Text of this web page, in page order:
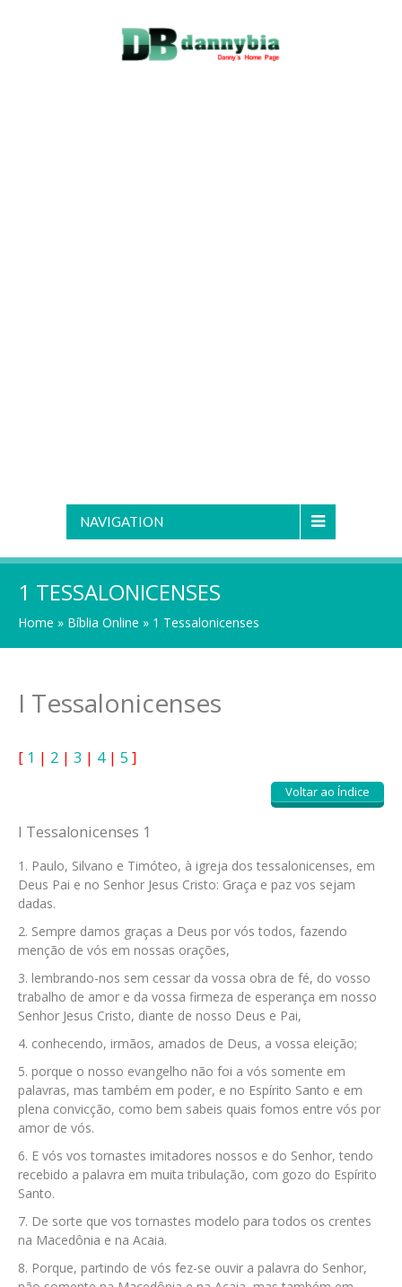
NAVIGATION
1 TESSALONICENSES
Home » Bíblia Online » 1 Tessalonicenses
I Tessalonicenses
[ 1 | 2 | 3 | 4| 5 ]
Voltar ao Índice
I Tessalonicenses 1
Paulo, Silvano e Timóteo, à igreja dos tessalonicenses, em
Deus Pai e no Senhor Jesus Cristo: Graça e paz vos sejam
dadas.
Sempre damos graças a Deus por vós todos, fazendo
menção de vós em nossas orações,
lembrando-nos sem cessar da vossa obra de fé, do vosso
trabalho de amor e da vossa firmeza de esperança em nosso
Senhor Jesus Cristo, diante de nosso Deus e Pai,
conhecendo, irmãos, amados de Deus, a vossa eleição;
porque o nosso evangelho não foi a vós somente em
palavras, mas também em poder, e no Espírito Santo e em
plena convicção, como bem sabeis quais fomos entre vós por
amor de vós.
E vós vos tornastes imitadores nossos e do Senhor, tendo
recebido a palavra em muita tribulação, com gozo do Espírito
Santo.
De sorte que vos tornastes modelo para todos os crentes
na Macedônia e na Acaia.
Porque, partindo de vós fez-se ouvir a palavra do Senhor,